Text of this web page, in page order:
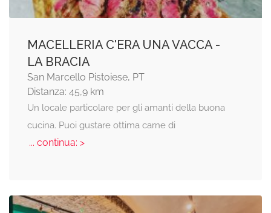
MACELLERIA C'ERA UNA VACCA -
LA BRACIA
San Marcello Pistoiese, PT
Distanza: 45,9 km
Un locale particolare per gli amanti della buona
cucina. Puoi gustare ottima carne di
... continua: >